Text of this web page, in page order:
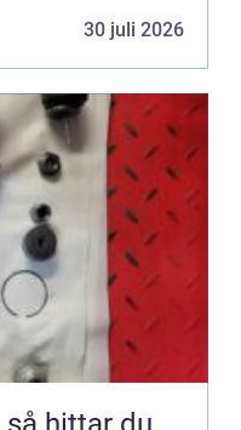
30 juli 2026